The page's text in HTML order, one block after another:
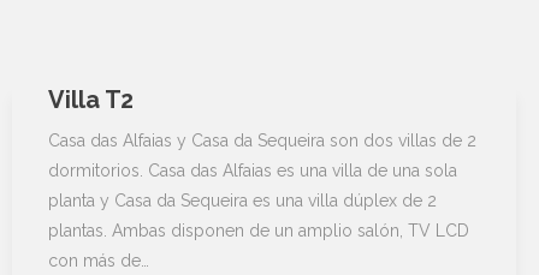
Villa T2
Casa das Alfaias y Casa da Sequeira son dos villas de 2
dormitorios. Casa das Alfaias es una villa de una sola
planta y Casa da Sequeira es una villa dúplex de 2
plantas. Ambas disponen de un amplio salón, TV LCD
con más de…